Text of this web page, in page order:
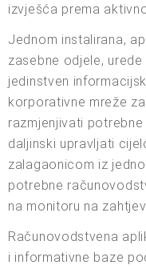
izvješća prema
Jednom instalirana,
zasebne odjele,
jedinstven
korporativne mreže
razmjenjivati
daljinski upravljati
zalagaonicom iz
potrebne
na monitoru na zahtjev.
Računovodstvena
i informativne baze